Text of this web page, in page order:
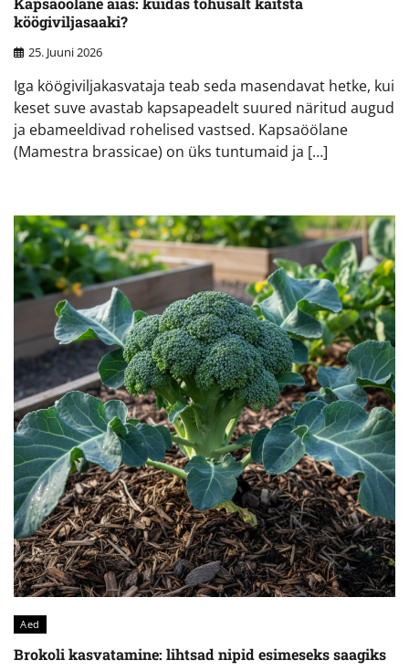
köögiviljasaaki?
25. Juuni 2026
Iga köögiviljakasvataja teab seda masendavat hetke, kui
keset suve avastab kapsapeadelt suured näritud augud
ja ebameeldivad rohelised vastsed. Kapsaöölane
(Mamestra brassicae) on üks tuntumaid ja […]
Aed
Brokoli kasvatamine: lihtsad nipid esimeseks saagiks